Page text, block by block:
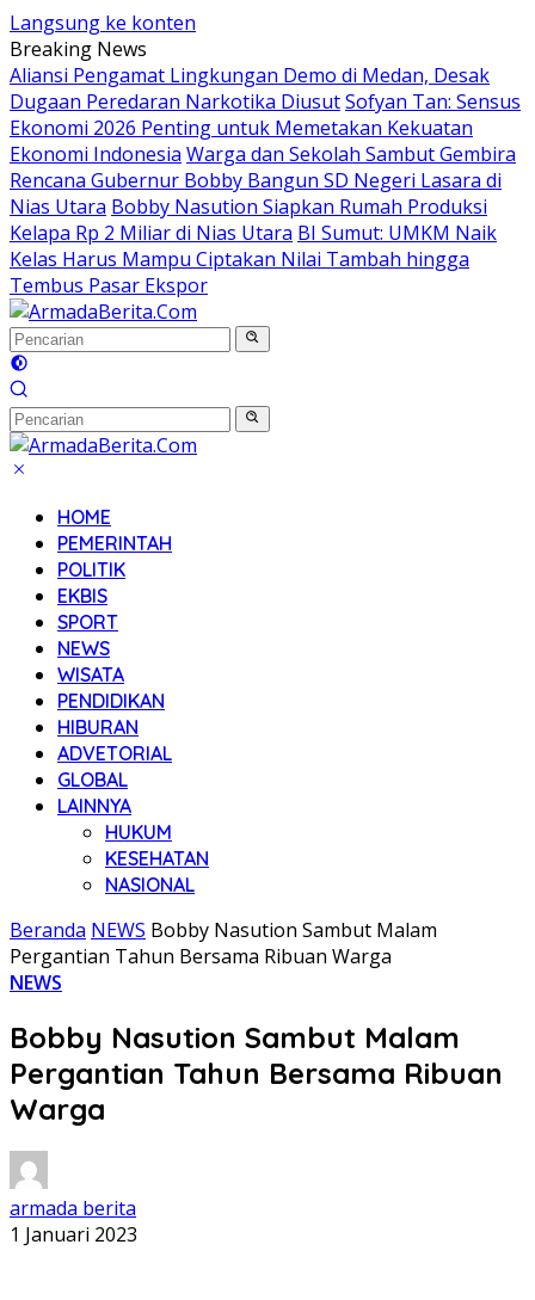
Langsung ke konten
Breaking News
Aliansi Pengamat Lingkungan Demo di Medan, Desak
Dugaan Peredaran Narkotika DiusutSofyan Tan: Sensus
Ekonomi 2026 Penting untuk Memetakan Kekuatan
Ekonomi Indonesia Warga dan Sekolah Sambut Gembira
Rencana Gubernur Bobby Bangun SD Negeri Lasara di
Nias Utara Bobby Nasution Siapkan Rumah Produksi
Kelapa Rp 2 Miliar di Nias Utara BI Sumut: UMKM Naik
Kelas Harus Mampu Ciptakan Nilai Tambah hingga
Tembus Pasar Ekspor
HOME
PEMERINTAH
POLITIK
EKBIS
SPORT
NEWS
WISATA
PENDIDIKAN
HIBURAN
ADVETORIAL
GLOBAL
LAINNYA
HUKUM
KESEHATAN
NASIONAL
Beranda NEWS Bobby Nasution Sambut Malam
Pergantian Tahun Bersama Ribuan Warga
NEWS
Bobby Nasution Sambut Malam
Pergantian Tahun Bersama Ribuan
Warga
armada berita
1 Januari 2023